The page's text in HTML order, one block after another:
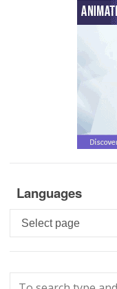
Languages
Languages